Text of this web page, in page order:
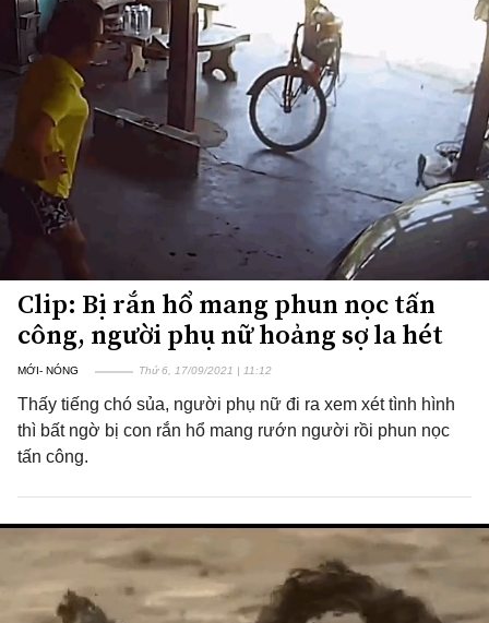
Clip: Bị rắn hổ mang phun nọc tấn
công, người phụ nữ hoảng sợ la hét
MỚI- NÓNG Thứ 6, 17/09/2021 | 11:12
Thấy tiếng chó sủa, người phụ nữ đi ra xem xét tình hình
thì bất ngờ bị con rắn hổ mang rướn người rồi phun nọc
tấn công.